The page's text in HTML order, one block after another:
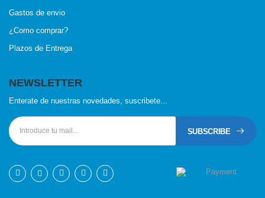
Gastos de envio
¿Como comprar?
Plazos de Entrega
NEWSLETTER
Enterate de nuestras novedades, suscribete...
SUBSCRIBE